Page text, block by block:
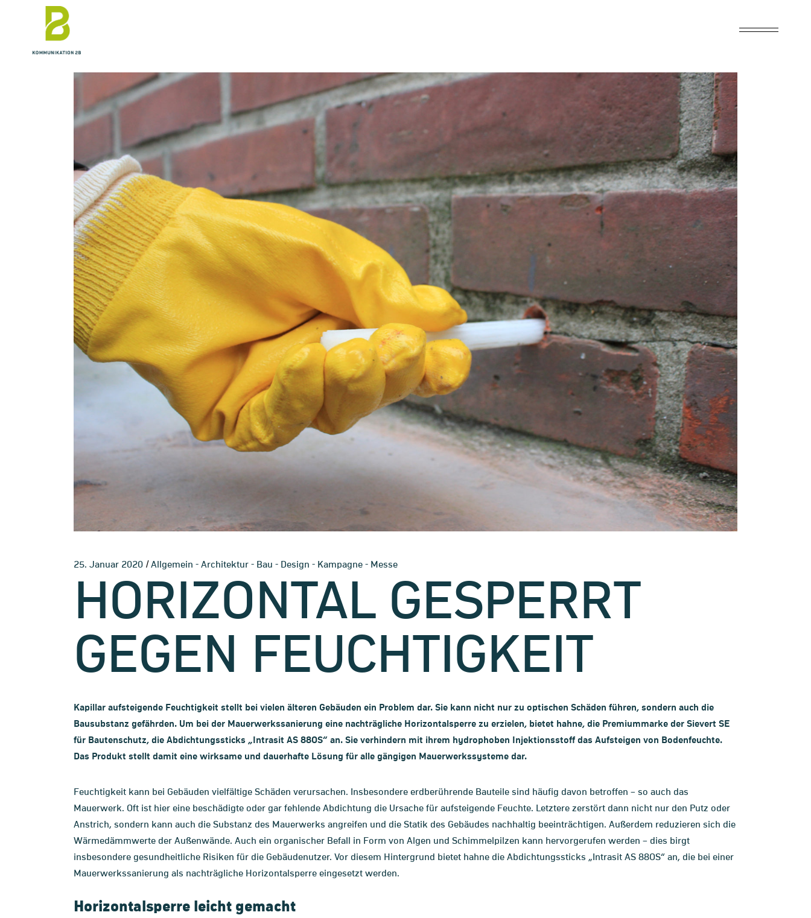
25. Januar 2020 Allgemein - Architektur - Bau - Design - Kampagne - Messe
HORIZONTAL GESPERRT
GEGEN FEUCHTIGKEIT
Kapillar aufsteigende Feuchtigkeit stellt bei vielen älteren Gebäuden ein Problem dar. Sie kann nicht nur zu optischen Schäden führen, sondern auch die
Bausubstanz gefährden. Um bei der Mauerwerkssanierung eine nachträgliche Horizontalsperre zu erzielen, bietet hahne, die Premiummarke der Sievert SE
für Bautenschutz, die Abdichtungssticks „Intrasit AS 88OS“ an. Sie verhindern mit ihrem hydrophoben Injektionsstoff das Aufsteigen von Bodenfeuchte.
Das Produkt stellt damit eine wirksame und dauerhafte Lösung für alle gängigen Mauerwerkssysteme dar.
Feuchtigkeit kann bei Gebäuden vielfältige Schäden verursachen. Insbesondere erdberührende Bauteile sind häufig davon betroffen – so auch das
Mauerwerk. Oft ist hier eine beschädigte oder gar fehlende Abdichtung die Ursache für aufsteigende Feuchte. Letztere zerstört dann nicht nur den Putz oder
Anstrich, sondern kann auch die Substanz des Mauerwerks angreifen und die Statik des Gebäudes nachhaltig beeinträchtigen. Außerdem reduzieren sich die
Wärmedämmwerte der Außenwände. Auch ein organischer Befall in Form von Algen und Schimmelpilzen kann hervorgerufen werden – dies birgt
insbesondere gesundheitliche Risiken für die Gebäudenutzer. Vor diesem Hintergrund bietet hahne die Abdichtungssticks „Intrasit AS 88OS“ an, die bei einer
Mauerwerkssanierung als nachträgliche Horizontalsperre eingesetzt werden.
Horizontalsperre leicht gemacht